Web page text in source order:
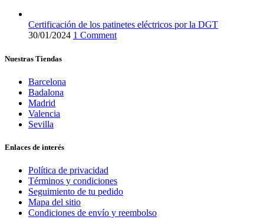
Certificación de los patinetes eléctricos por la DGT
30/01/2024 1 Comment
Nuestras Tiendas
Barcelona
Badalona
Madrid
Valencia
Sevilla
Enlaces de interés
Política de privacidad
Términos y condiciones
Seguimiento de tu pedido
Mapa del sitio
Condiciones de envío y reembolso